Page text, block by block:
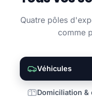
Quatre pôles
comme
Véhicules
Domiciliation